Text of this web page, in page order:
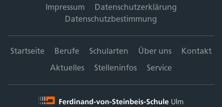
Impressum
Datenschutzerklärung
Datenschutzbestimmung
Startseite Berufe Schularten Über uns Kontakt
Aktuelles Stelleninfos Service